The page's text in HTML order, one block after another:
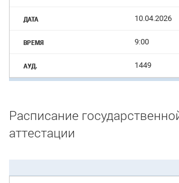
10.04.2026
9:00
1449
Расписание
аттестации